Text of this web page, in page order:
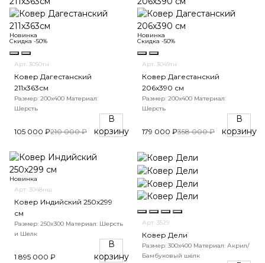
Новинка
Скидка -50%
Арт. 3050тн
Ковер Дагестанский
211x363см
Размер: 200х400 Материал:
Шерсть
105 000 ₽210 000 ₽
В
корзину
Новинка
Скидка -50%
Арт. 3049тн
Ковер Дагестанский
206x390 см
Размер: 200х400 Материал:
Шерсть
179 000 ₽358 000 ₽
В
корзину
Новинка
Арт. 3048нш
Ковер Индийский 250x299
см
Размер: 250x300 Материал: Шерсть
и Шелк
1 895 000 ₽
В
корзину
Арт. 3529
Ковер Дели
Размер: 300х400 Материал: Акрил/
Бамбуковый шёлк